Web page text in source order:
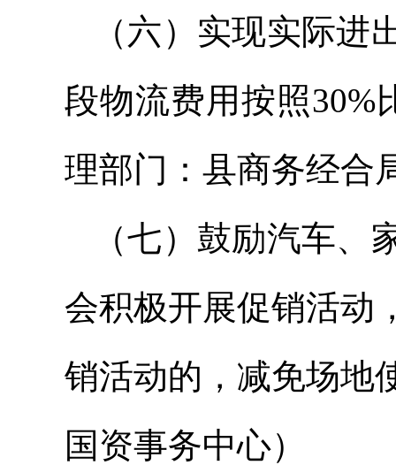
（六）实现实际
段物流费用按照30%
理部门：县商务经合
（七）鼓励汽车
会积极开展促销活动
销活动的，减免场地
国资事务中心）